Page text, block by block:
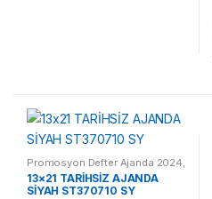
Promosyon Defter Ajanda 2024
Promosyon 2024 Ajandalar
13×21 TARİHSİZ AJANDA
SİYAH ST370710 SY